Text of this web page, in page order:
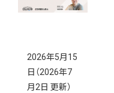
2026年5月15
日 （2026年7
月2日 更新）